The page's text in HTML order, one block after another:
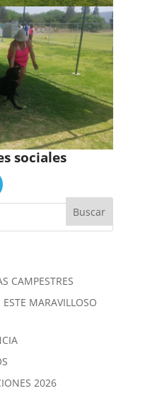
sociales
CAMPESTRES
MARAVILLOSO
2026